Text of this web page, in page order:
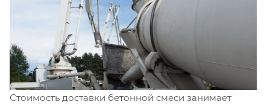
Стоимость доставки бетонной смеси занимает